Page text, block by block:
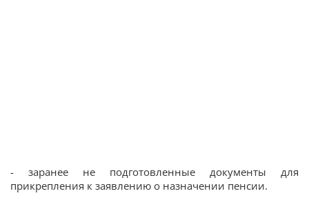
- заранее не подготовленные документы для
прикрепления к заявлению о назначении пенсии.